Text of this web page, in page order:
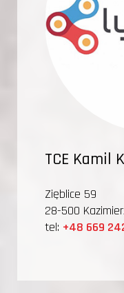
TCE Kamil
Zięblice 59
28-500
tel: +48 669